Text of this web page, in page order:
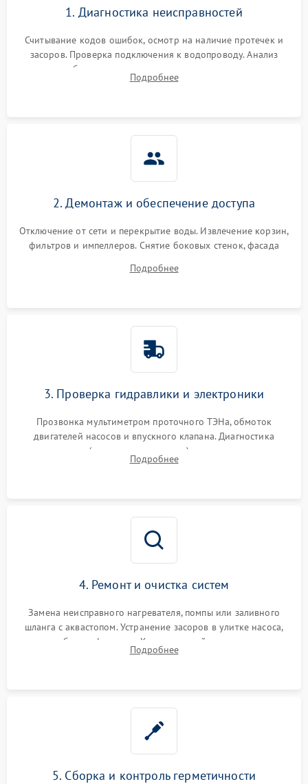
1. Диагностика неисправностей
Считывание кодов ошибок, осмотр на наличие протечек и
засоров. Проверка подключения к водопроводу. Анализ
жалоб на отсутствие слива, нагрева, вращения
разбрызгивателей или срабатывание системы защиты
Подробнее
2. Демонтаж и обеспечение доступа
Отключение от сети и перекрытие воды. Извлечение корзин,
фильтров и импеллеров. Снятие боковых стенок, фасада
циркуляционному насосу, ТЭНу и сливной помпе.
Подробнее
3. Проверка гидравлики и электроники
Прозвонка мультиметром проточного ТЭНа, обмоток
двигателей насосов и впускного клапана. Диагностика
прессостата (датчика уровня воды), датчика мутности,
концевика дверцы и электронного модуля управления.
Подробнее
4. Ремонт и очистка систем
Замена неисправного нагревателя, помпы или заливного
шланга с аквастопом. Устранение засоров в улитке насоса,
патрубках и фильтрах. Компонентный ремонт платы
управления, восстановление поврежденной проводки.
Подробнее
5. Сборка и контроль герметичности